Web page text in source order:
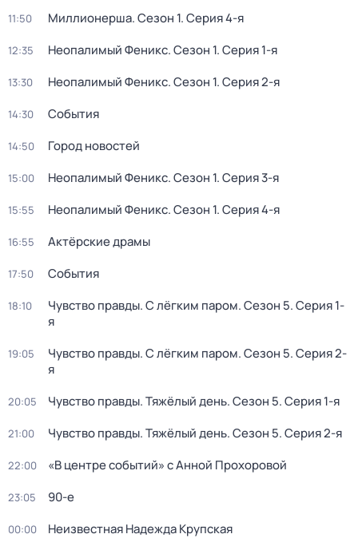
11:50 Миллионерша. Сезон 1. Серия 4-я
12:35 Неопалимый Феникс. Сезон 1. Серия 1-я
13:30 Неопалимый Феникс. Сезон 1. Серия 2-я
14:30 События
14:50 Город новостей
15:00 Неопалимый Феникс. Сезон 1. Серия 3-я
15:55 Неопалимый Феникс. Сезон 1. Серия 4-я
16:55 Актёрские драмы
17:50 События
18:10 Чувство правды. С лёгким паром. Сезон 5. Серия 1-
я
19:05 Чувство правды. С лёгким паром. Сезон 5. Серия 2-
я
20:05 Чувство правды. Тяжёлый день. Сезон 5. Серия 1-я
21:00 Чувство правды. Тяжёлый день. Сезон 5. Серия 2-я
22:00 «В центре событий» с Анной Прохоровой
23:05 90-е
00:00 Неизвестная Надежда Крупская